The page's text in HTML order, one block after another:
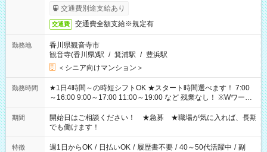
完了次第のお支払いとなります。
交通費別途支給あり
交通費 交通費全額支給※規定有
勤務地
香川県観音寺市
観音寺(香川県)駅 / 箕浦駅 / 豊浜駅
＜シニア向けマンション＞
勤務時間
★1日4時間～の時短シフトOK ★スタート時間選べます！ 7:00
～16:00 9:00～17:00 11:00～19:00 など 残業なし！ ※Wワーク
の場合、他のお仕事と合わせ週40時間超の就業はご案内できま
せん ※法令に基づき、週20時間以上勤務は社会保険への加入対
象となります ※労働者派遣法（日雇い派遣の原則禁止）によ
り、短時間・短期間の就業はご案内が難しい場合があります
期間
開始日はご相談ください！ ★急募 ★職場が気に入れば、長期
でも働けます！
特徴 週1日からOK / 日払いOK / 履歴書不要 / 40～50代活躍中 / 副